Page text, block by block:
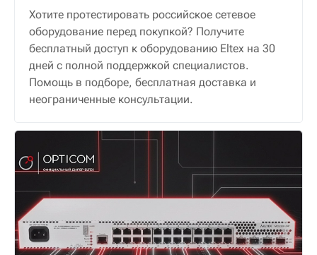
Хотите протестировать российское сетевое
оборудование перед покупкой? Получите
бесплатный доступ к оборудованию Eltex на 30
дней с полной поддержкой специалистов.
Помощь в подборе, бесплатная доставка и
неограниченные консультации.